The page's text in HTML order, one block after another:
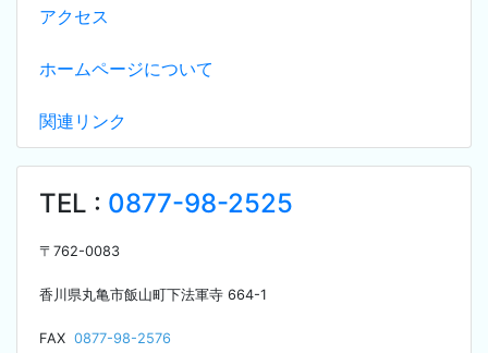
アクセス
ホームページについて
関連リンク
TEL : 0877-98-2525
〒 762-0083
香川県丸亀市飯山町下法軍寺 664-1
FAX 0877-98-2576